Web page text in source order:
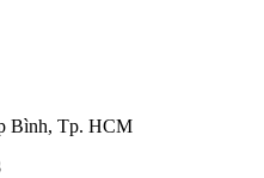
Bình, Tp. HCM